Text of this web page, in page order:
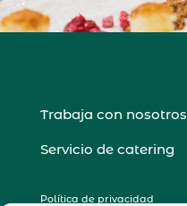
Trabaja con nosotros
Servicio de catering
Política de privacidad